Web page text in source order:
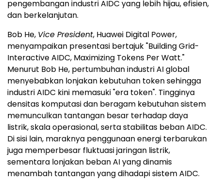
pengembangan industri AIDC yang lebih hijau, efisien,
dan berkelanjutan.
Bob He, Vice President, Huawei Digital Power,
menyampaikan presentasi bertajuk "Building Grid-
Interactive AIDC, Maximizing Tokens Per Watt."
Menurut Bob He, pertumbuhan industri AI global
menyebabkan lonjakan kebutuhan token sehingga
industri AIDC kini memasuki "era token". Tingginya
densitas komputasi dan beragam kebutuhan sistem
memunculkan tantangan besar terhadap daya
listrik, skala operasional, serta stabilitas beban AIDC.
Di sisi lain, maraknya penggunaan energi terbarukan
juga memperbesar fluktuasi jaringan listrik,
sementara lonjakan beban AI yang dinamis
menambah tantangan yang dihadapi sistem AIDC.